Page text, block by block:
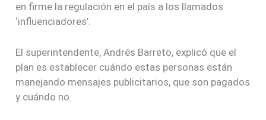
en firme la regulación en el país a los llamados
‘influenciadores’.
El superintendente, Andrés Barreto, explicó que el
plan es establecer cuándo estas personas están
manejando mensajes publicitarios, que son pagados
y cuándo no.